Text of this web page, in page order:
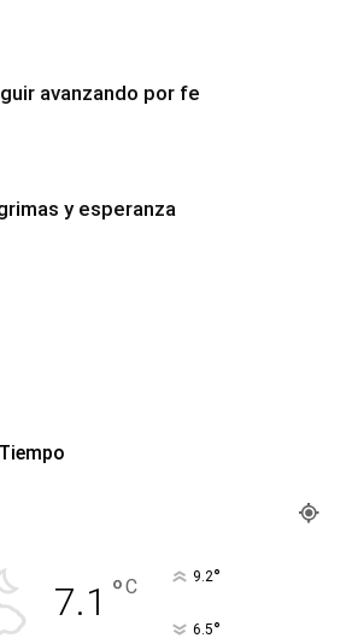
avanzando por fe
y esperanza
7.1 °C 9.2°
6.5°